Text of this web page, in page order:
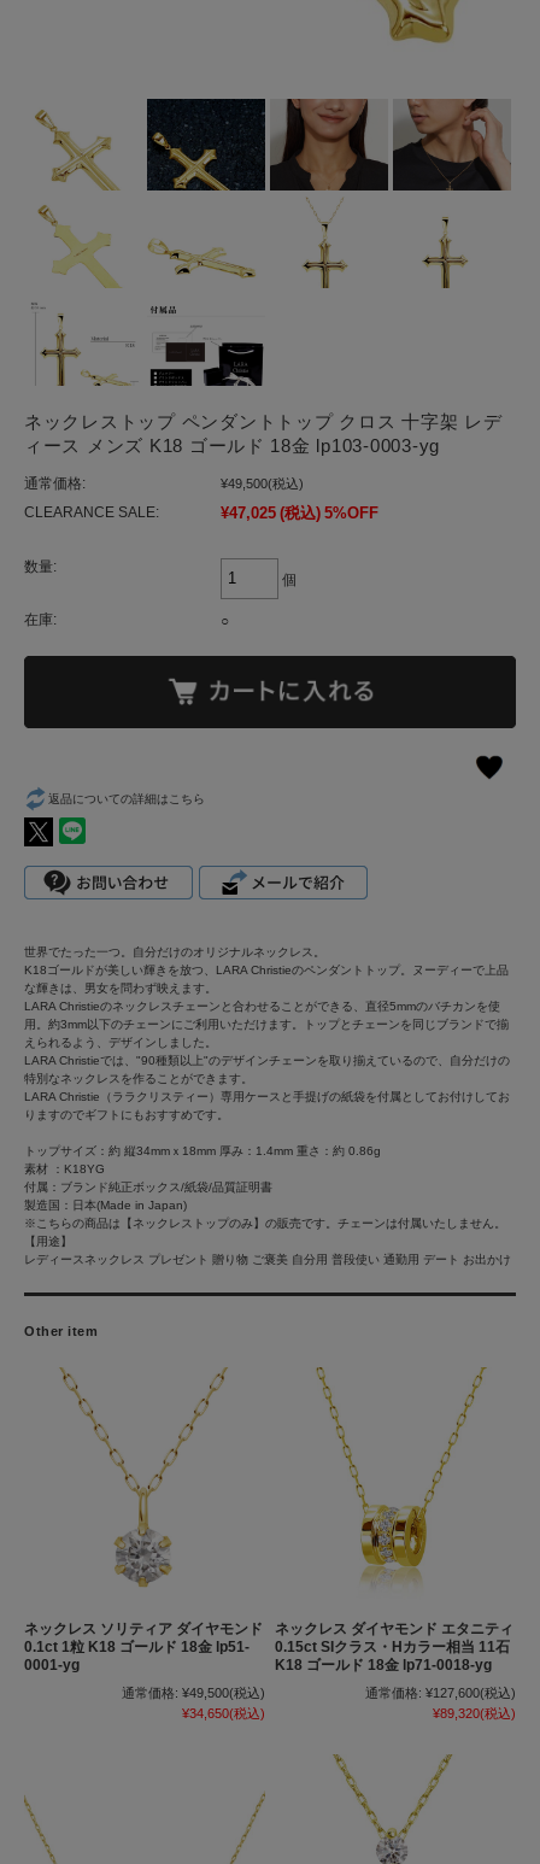
ネックレストップ ペンダントトップ クロス 十字架 レデ
ィース メンズ K18 ゴールド 18金 lp103-0003-yg
通常価格: ¥49,500(税込)
CLEARANCE SALE: ¥47,025 (税込) 5%OFF
数量:
個
在庫: ○
返品についての詳細はこちら
世界でたった一つ。自分だけのオリジナルネックレス。
K18ゴールドが美しい輝きを放つ、LARA Christieのペンダントトップ。ヌーディーで上品
な輝きは、男女を問わず映えます。
LARA Christieのネックレスチェーンと合わせることができる、直径5mmのバチカンを使
用。約3mm以下のチェーンにご利用いただけます。トップとチェーンを同じブランドで揃
えられるよう、デザインしました。
LARA Christieでは、"90種類以上"のデザインチェーンを取り揃えているので、自分だけの
特別なネックレスを作ることができます。
LARA Christie（ララクリスティー）専用ケースと手提げの紙袋を付属としてお付けしてお
りますのでギフトにもおすすめです。
トップサイズ：約 縦34mmｘ18mm 厚み：1.4mm 重さ：約 0.86g
素材 ：K18YG
付属：ブランド純正ボックス/紙袋/品質証明書
製造国：日本(Made in Japan)
※こちらの商品は【ネックレストップのみ】の販売です。チェーンは付属いたしません。
【用途】
レディースネックレス プレゼント 贈り物 ご褒美 自分用 普段使い 通勤用 デート お出かけ
Other item
ネックレス ソリティア ダイヤモンド
0.1ct 1粒 K18 ゴールド 18金 lp51-
0001-yg
通常価格: ¥49,500(税込)
¥34,650(税込)
ネックレス ダイヤモンド エタニティ
0.15ct SIクラス・Hカラー相当 11石
K18 ゴールド 18金 lp71-0018-yg
通常価格: ¥127,600(税込)
¥89,320(税込)